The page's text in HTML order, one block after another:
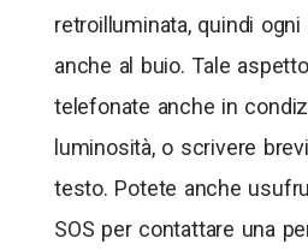
retroilluminata, quindi
anche al buio. Tale
telefonate anche in
luminosità, o scrivere
testo. Potete anche
SOS per contattare una